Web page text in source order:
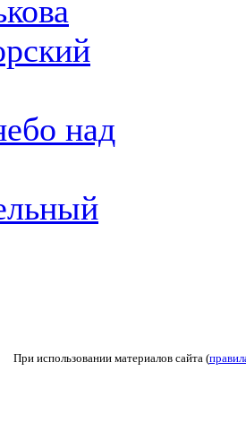
над
При использовании материалов сайта (